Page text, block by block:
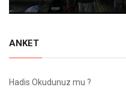
ANKET
Hadis Okudunuz mu ?